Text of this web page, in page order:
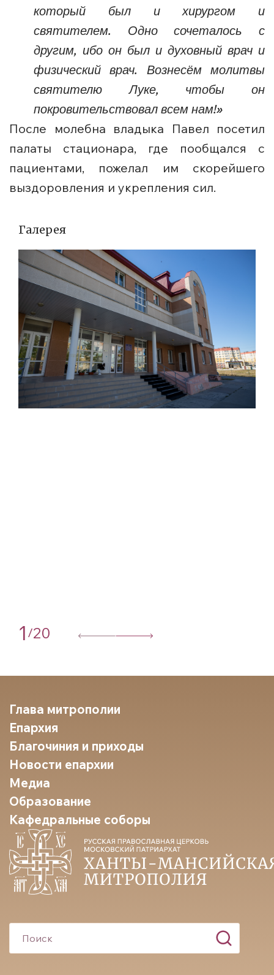
который был и хирургом и
святителем. Одно сочеталось с
другим, ибо он был и духовный врач и
физический врач. Вознесём молитвы
святителю Луке, чтобы он
покровительствовал всем нам!»
После молебна владыка Павел посетил
палаты стационара, где пообщался с
пациентами, пожелал им скорейшего
выздоровления и укрепления сил.
Галерея
1 /20
Глава митрополии
Епархия
Благочиния и приходы
Новости епархии
Медиа
Образование
Кафедральные соборы